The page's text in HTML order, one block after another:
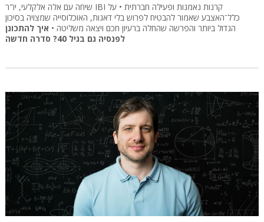
שיחה עם אלה אלקלעי, יו"ר IBI קרנות נאמנות ופעילה חברתית • על
כלל־האצבע שאמור להבטיח לפרוש בלי דאגות, האוכלוסייה שמצויה בסיכון
הגדול ביותר והפרשה שהחלה ברעיון חכם ויצאה משליטה • איך להתכונן
לפנסיה גם בגיל 40? סדרה חדשה